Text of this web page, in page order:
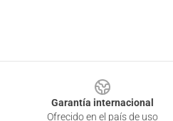
Garantía internacional
Ofrecido en el país de uso